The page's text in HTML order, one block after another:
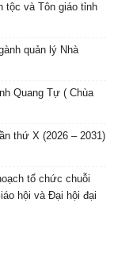
tộc và Tôn giáo tỉnh
quản lý Nhà
Quang Tự ( Chùa
thứ X (2026 – 2031)
tổ chức chuỗi
hội và Đại hội đại